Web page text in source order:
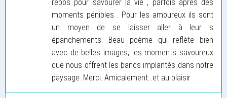
repos pour savourer la vie , parfois après des
moments pénibles . Pour les amoureux ils sont
un moyen de se laisser aller à leur s
épanchements. Beau poème qui reflète bien
avec de belles images, les moments savoureux
que nous offrent les bancs implantés dans notre
paysage. Merci. Amicalement...et au plaisir